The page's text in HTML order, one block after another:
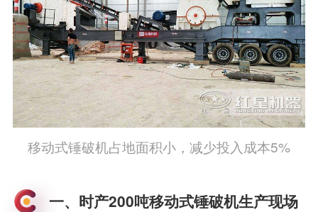
移动式锤破机占地面积小，减少投入成本5%
一、时产200吨移动式锤破机生产现场